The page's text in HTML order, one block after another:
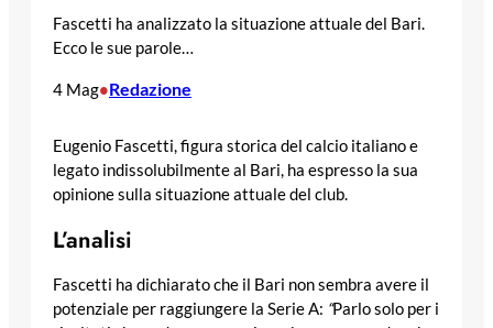
Fascetti ha analizzato la situazione attuale del Bari.
Ecco le sue parole…
4 Mag•Redazione
Eugenio Fascetti, figura storica del calcio italiano e
legato indissolubilmente al Bari, ha espresso la sua
opinione sulla situazione attuale del club.
L’analisi
Fascetti ha dichiarato che il Bari non sembra avere il
potenziale per raggiungere la Serie A: “Parlo solo per i